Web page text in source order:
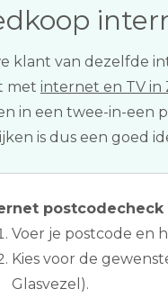
klant van dezelfde
met internet en TV in
in een twee-in-een
is dus een goed
postcodecheck
Voer je postcode en
Kies voor de
Glasvezel).